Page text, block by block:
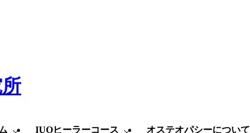
IUOヒーラーコース オステオパシーについて